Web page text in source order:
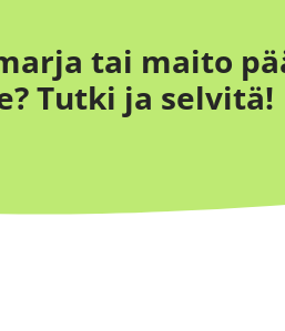
tai maito
Tutki ja selvitä!